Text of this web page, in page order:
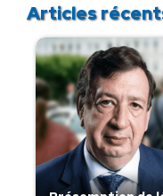
Articles